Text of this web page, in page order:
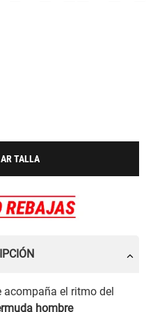
TALLA
acompaña el ritmo del
hombre